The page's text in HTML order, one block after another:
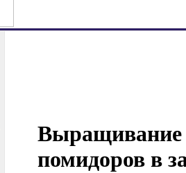
Выращивание
помидоров в